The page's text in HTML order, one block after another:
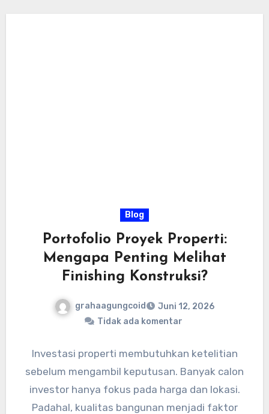
Blog
Portofolio Proyek Properti:
Mengapa Penting Melihat
Finishing Konstruksi?
grahaagungcoid
Juni 12, 2026
Tidak ada komentar
Investasi properti membutuhkan ketelitian
sebelum mengambil keputusan. Banyak calon
investor hanya fokus pada harga dan lokasi.
Padahal, kualitas bangunan menjadi faktor